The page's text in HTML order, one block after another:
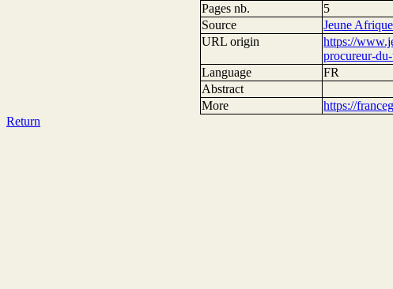
Pages nb.
5
Source
Jeune Afrique
URL origin
https://
procureur-
Language
FR
Abstract
More
https://
Return